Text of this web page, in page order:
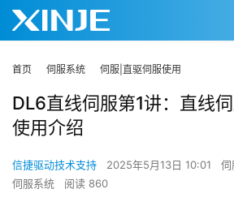
首页 伺服系统 伺服|直驱伺服使用
DL6直线伺服第1讲：直线
使用介绍
信捷驱动技术支持 2025年5月13日 10:01 伺
伺服系统
阅读 860